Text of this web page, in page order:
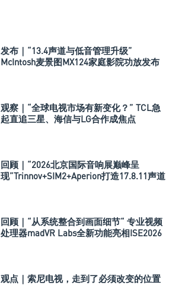
发布｜“13.4声道与低音管理升级”
McIntosh麦景图MX124家庭影院功放发布
观察｜“全球电视市场有新变化？” TCL急
起直追三星、海信与LG合作成焦点
回顾｜“2026北京国际音响展巅峰呈
现”Trinnov+SIM2+Aperion打造17.8.11声道
回顾｜“从系统整合到画面细节“ 专业视频
处理器madVR Labs全新功能亮相ISE2026
观点｜索尼电视，走到了必须改变的位置